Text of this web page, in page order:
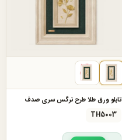
تابلو ورق طلا طرح نرگس سری صدف
TH5003